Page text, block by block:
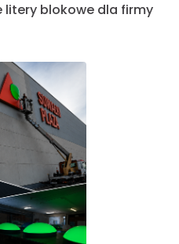
litery blokowe dla firmy